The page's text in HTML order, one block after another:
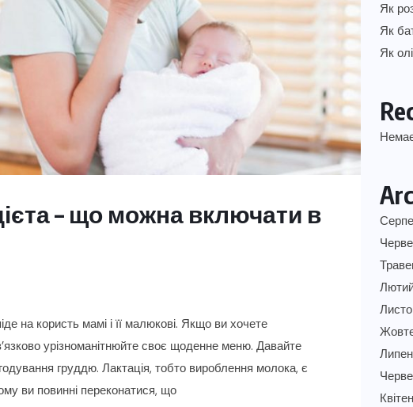
– що можна включати в
на користь мамі і її малюкові. Якщо ви хочете
урізноманітнюйте своє щоденне меню. Давайте
груддю. Лактація, тобто вироблення молока, є
ви повинні переконатися, що
Як
Як
Як